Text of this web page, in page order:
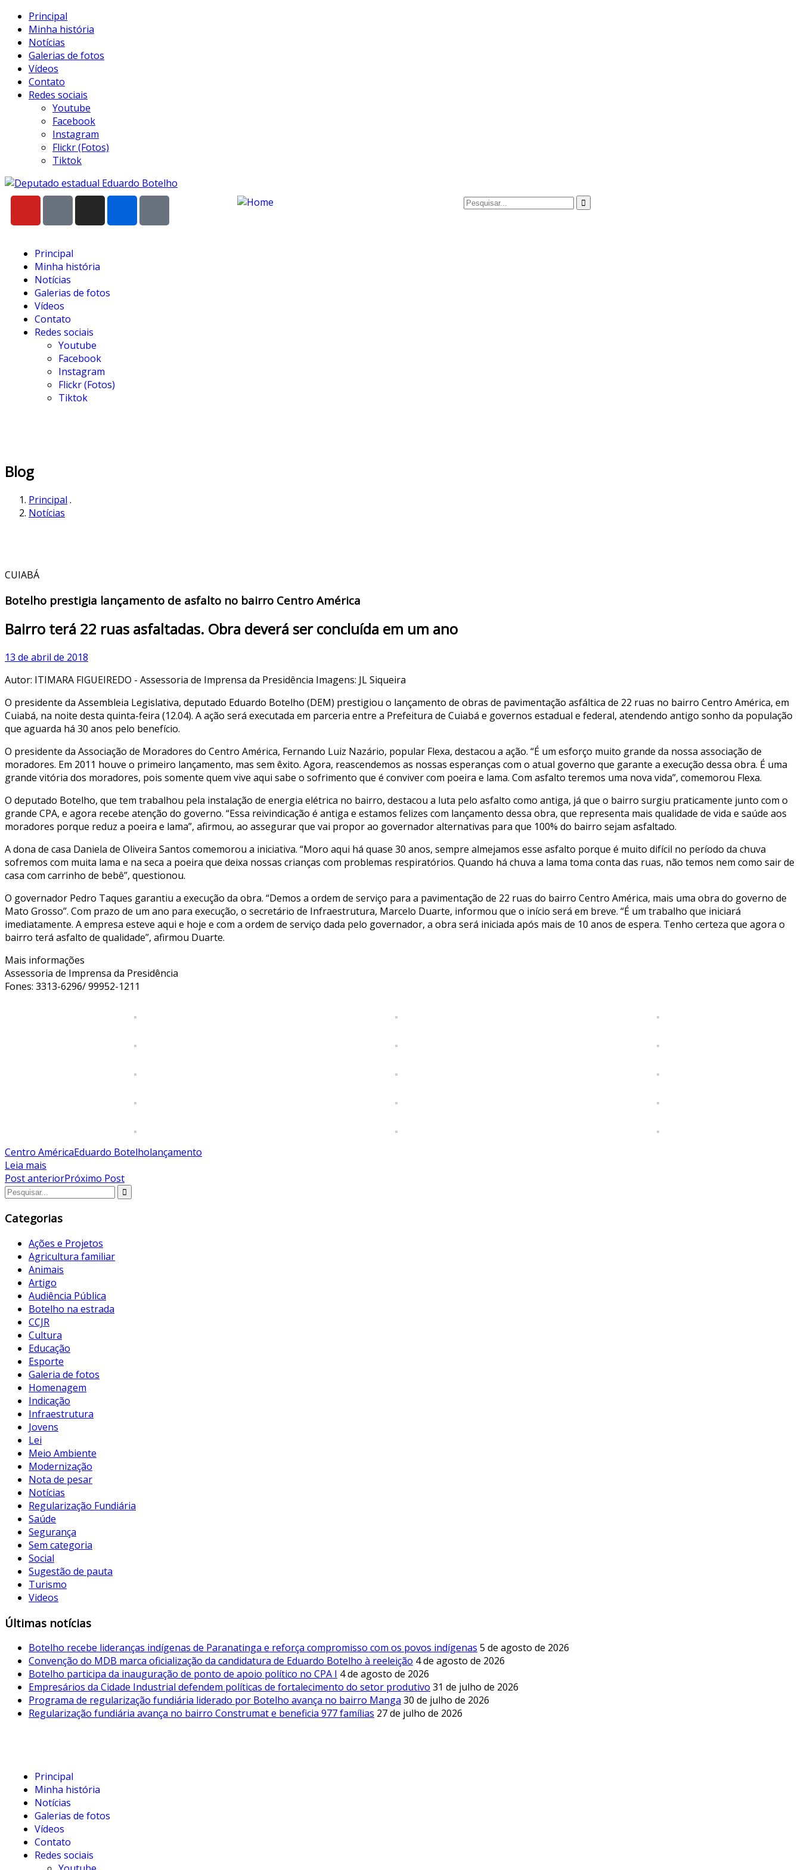
Principal
Minha história
Notícias
Galerias de fotos
Vídeos
Contato
Redes sociais
Youtube
Facebook
Instagram
Flickr (Fotos)
Tiktok
Principal
Minha história
Notícias
Galerias de fotos
Vídeos
Contato
Redes sociais
Youtube
Facebook
Instagram
Flickr (Fotos)
Tiktok
Blog
Principal .
Notícias
CUIABÁ
Botelho prestigia lançamento de asfalto no bairro Centro América
Bairro terá 22 ruas asfaltadas. Obra deverá ser concluída em um ano
13 de abril de 2018
Autor: ITIMARA FIGUEIREDO - Assessoria de Imprensa da Presidência Imagens: JL Siqueira
O presidente da Assembleia Legislativa, deputado Eduardo Botelho (DEM) prestigiou o lançamento de obras de pavimentação asfáltica de 22 ruas no bairro Centro América, em
Cuiabá, na noite desta quinta-feira (12.04). A ação será executada em parceria entre a Prefeitura de Cuiabá e governos estadual e federal, atendendo antigo sonho da população
que aguarda há 30 anos pelo benefício.
O presidente da Associação de Moradores do Centro América, Fernando Luiz Nazário, popular Flexa, destacou a ação. “É um esforço muito grande da nossa associação de
moradores. Em 2011 houve o primeiro lançamento, mas sem êxito. Agora, reascendemos as nossas esperanças com o atual governo que garante a execução dessa obra. É uma
grande vitória dos moradores, pois somente quem vive aqui sabe o sofrimento que é conviver com poeira e lama. Com asfalto teremos uma nova vida”, comemorou Flexa.
O deputado Botelho, que tem trabalhou pela instalação de energia elétrica no bairro, destacou a luta pelo asfalto como antiga, já que o bairro surgiu praticamente junto com o
grande CPA, e agora recebe atenção do governo. “Essa reivindicação é antiga e estamos felizes com lançamento dessa obra, que representa mais qualidade de vida e saúde aos
moradores porque reduz a poeira e lama”, afirmou, ao assegurar que vai propor ao governador alternativas para que 100% do bairro sejam asfaltado.
A dona de casa Daniela de Oliveira Santos comemorou a iniciativa. “Moro aqui há quase 30 anos, sempre almejamos esse asfalto porque é muito difícil no período da chuva
sofremos com muita lama e na seca a poeira que deixa nossas crianças com problemas respiratórios. Quando há chuva a lama toma conta das ruas, não temos nem como sair de
casa com carrinho de bebê”, questionou.
O governador Pedro Taques garantiu a execução da obra. “Demos a ordem de serviço para a pavimentação de 22 ruas do bairro Centro América, mais uma obra do governo de
Mato Grosso”. Com prazo de um ano para execução, o secretário de Infraestrutura, Marcelo Duarte, informou que o início será em breve. “É um trabalho que iniciará
imediatamente. A empresa esteve aqui e hoje e com a ordem de serviço dada pelo governador, a obra será iniciada após mais de 10 anos de espera. Tenho certeza que agora o
bairro terá asfalto de qualidade”, afirmou Duarte.
Mais informações
Assessoria de Imprensa da Presidência
Fones: 3313-6296/ 99952-1211
Centro AméricaEduardo Botelholançamento
Leia mais
Post anteriorPróximo Post
Categorias
Ações e Projetos
Agricultura familiar
Animais
Artigo
Audiência Pública
Botelho na estrada
CCJR
Cultura
Educação
Esporte
Galeria de fotos
Homenagem
Indicação
Infraestrutura
Jovens
Lei
Meio Ambiente
Modernização
Nota de pesar
Notícias
Regularização Fundiária
Saúde
Segurança
Sem categoria
Social
Sugestão de pauta
Turismo
Videos
Últimas notícias
Botelho recebe lideranças indígenas de Paranatinga e reforça compromisso com os povos indígenas 5 de agosto de 2026
Convenção do MDB marca oficialização da candidatura de Eduardo Botelho à reeleição 4 de agosto de 2026
Botelho participa da inauguração de ponto de apoio político no CPA I 4 de agosto de 2026
Empresários da Cidade Industrial defendem políticas de fortalecimento do setor produtivo 31 de julho de 2026
Programa de regularização fundiária liderado por Botelho avança no bairro Manga 30 de julho de 2026
Regularização fundiária avança no bairro Construmat e beneficia 977 famílias 27 de julho de 2026
Principal
Minha história
Notícias
Galerias de fotos
Vídeos
Contato
Redes sociais